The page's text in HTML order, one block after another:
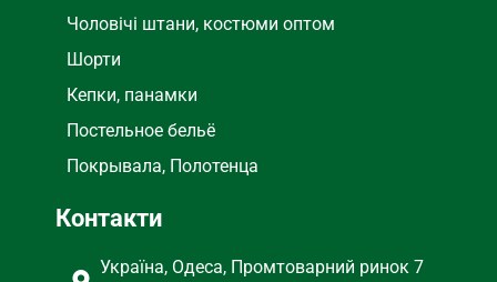
Чоловічі штани, костюми оптом
Шорти
Кепки, панамки
Постельное бельё
Покрывала, Полотенца
Контакти
Україна, Одеса, Промтоварний ринок 7